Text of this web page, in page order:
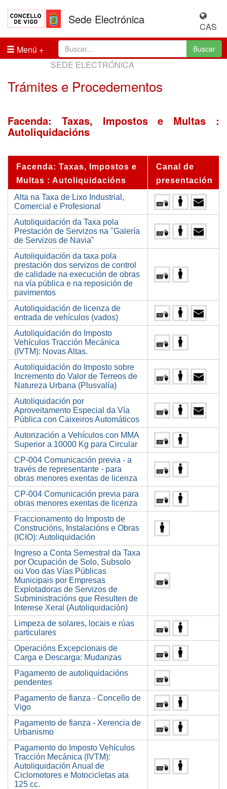
Sede Electrónica
CAS
Menú
Buscar
SEDE ELECTRÓNICA
Trámites e Procedementos
Facenda: Taxas, Impostos e Multas :
Autoliquidacións
Facenda: Taxas, Impostos e
Multas : Autoliquidacións
Canal de
presentación
Alta na Taxa de Lixo Industrial,
Comercial e Profesional
Autoliquidación da Taxa pola
Prestación de Servizos na "Galería
de Servizos de Navia"
Autoliquidación da taxa pola
prestación dos servizos de control
de calidade na execución de obras
na vía pública e na reposición de
pavimentos
Autoliquidación de licenza de
entrada de vehículos (vados)
Autoliquidación do Imposto
Vehículos Tracción Mecánica
(IVTM): Novas Altas.
Autoliquidación do Imposto sobre
Incremento do Valor de Terreos de
Natureza Urbana (Plusvalía)
Autoliquidación por
Aproveitamento Especial da Vía
Pública con Caixeiros Automáticos
Autorización a Vehículos con MMA
Superior a 10000 Kg para Circular
CP-004 Comunicación previa - a
través de representante - para
obras menores exentas de licenza
CP-004 Comunicación previa para
obras menores exentas de licenza
Fraccionamento do Imposto de
Construcións, Instalacións e Obras
(ICIO): Autoliquidación
Ingreso a Conta Semestral da Taxa
por Ocupación de Solo, Subsolo
ou Voo das Vías Públicas
Municipais por Empresas
Explotadoras de Servizos de
Subministracións que Resulten de
Interese Xeral (Autoliquidación)
Limpeza de solares, locais e rúas
particulares
Operacións Excepcionais de
Carga e Descarga: Mudanzas
Pagamento de autoliquidacións
pendentes
Pagamento de fianza - Concello de
Vigo
Pagamento de fianza - Xerencia de
Urbanismo
Pagamento do Imposto Vehículos
Tracción Mecánica (IVTM):
Autoliquidación Anual de
Ciclomotores e Motocicletas ata
125 cc.